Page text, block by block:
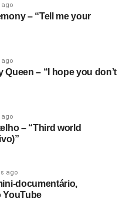
ago
– “Tell me your
ago
Queen – “I hope you don’t
ago
– “Third world
ago
documentário,
YouTube